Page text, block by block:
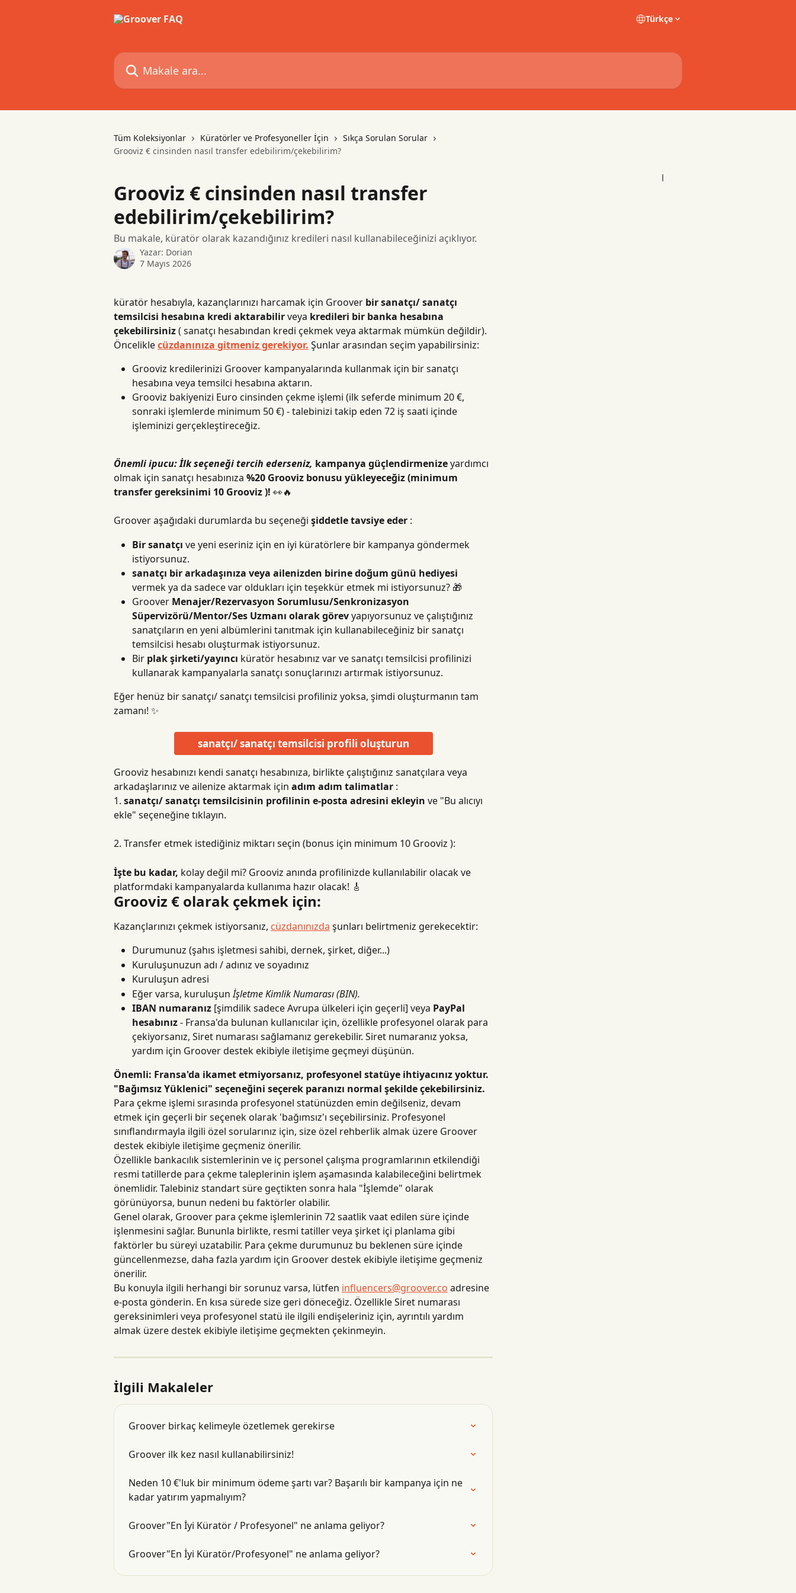
Türkçe
Makale ara...
Tüm Koleksiyonlar Küratörler ve Profesyoneller İçin
Sıkça Sorulan Sorular
Grooviz € cinsinden nasıl transfer edebilirim/çekebilirim?
Grooviz € cinsinden nasıl transfer
edebilirim/çekebilirim?
Bu makale, küratör olarak kazandığınız kredileri nasıl kullanabileceğinizi açıklıyor.
Yazar: Dorian
7 Mayıs 2026
küratör hesabıyla, kazançlarınızı harcamak için Groover bir sanatçı/ sanatçı
temsilcisi hesabına kredi aktarabilir veya kredileri bir banka hesabına
çekebilirsiniz ( sanatçı hesabından kredi çekmek veya aktarmak mümkün değildir).
Öncelikle cüzdanınıza gitmeniz gerekiyor. Şunlar arasından seçim yapabilirsiniz:
Grooviz kredilerinizi Groover kampanyalarında kullanmak için bir sanatçı
hesabına veya temsilci hesabına aktarın.
Grooviz bakiyenizi Euro cinsinden çekme işlemi (ilk seferde minimum 20 €,
sonraki işlemlerde minimum 50 €) - talebinizi takip eden 72 iş saati içinde
işleminizi gerçekleştireceğiz.
Önemli ipucu: İlk seçeneği tercih ederseniz, kampanya güçlendirmenize yardımcı
olmak için sanatçı hesabınıza %20 Grooviz bonusu yükleyeceğiz (minimum
transfer gereksinimi 10 Grooviz )! 👀🔥
Groover aşağıdaki durumlarda bu seçeneği şiddetle tavsiye eder :
Bir sanatçı ve yeni eseriniz için en iyi küratörlere bir kampanya göndermek
istiyorsunuz.
sanatçı bir arkadaşınıza veya ailenizden birine doğum günü hediyesi
vermek ya da sadece var oldukları için teşekkür etmek mi istiyorsunuz? 🎁
Groover Menajer/Rezervasyon Sorumlusu/Senkronizasyon
Süpervizörü/Mentor/Ses Uzmanı olarak görev yapıyorsunuz ve çalıştığınız
sanatçıların en yeni albümlerini tanıtmak için kullanabileceğiniz bir sanatçı
temsilcisi hesabı oluşturmak istiyorsunuz.
Bir plak şirketi/yayıncı küratör hesabınız var ve sanatçı temsilcisi profilinizi
kullanarak kampanyalarla sanatçı sonuçlarınızı artırmak istiyorsunuz.
Eğer henüz bir sanatçı/ sanatçı temsilcisi profiliniz yoksa, şimdi oluşturmanın tam
zamanı! ✨
sanatçı/ sanatçı temsilcisi profili oluşturun
Grooviz hesabınızı kendi sanatçı hesabınıza, birlikte çalıştığınız sanatçılara veya
arkadaşlarınız ve ailenize aktarmak için adım adım talimatlar :
1. sanatçı/ sanatçı temsilcisinin profilinin e-posta adresini ekleyin ve "Bu alıcıyı
ekle" seçeneğine tıklayın.
2. Transfer etmek istediğiniz miktarı seçin (bonus için minimum 10 Grooviz ):
İşte bu kadar, kolay değil mi? Grooviz anında profilinizde kullanılabilir olacak ve
platformdaki kampanyalarda kullanıma hazır olacak! 🎸
Grooviz € olarak çekmek için:
Kazançlarınızı çekmek istiyorsanız, cüzdanınızda şunları belirtmeniz gerekecektir:
Durumunuz (şahıs işletmesi sahibi, dernek, şirket, diğer...)
Kuruluşunuzun adı / adınız ve soyadınız
Kuruluşun adresi
Eğer varsa, kuruluşun İşletme Kimlik Numarası (BIN).
IBAN numaranız [şimdilik sadece Avrupa ülkeleri için geçerli] veya PayPal
hesabınız - Fransa'da bulunan kullanıcılar için, özellikle profesyonel olarak para
çekiyorsanız, Siret numarası sağlamanız gerekebilir. Siret numaranız yoksa,
yardım için Groover destek ekibiyle iletişime geçmeyi düşünün.
Önemli: Fransa'da ikamet etmiyorsanız, profesyonel statüye ihtiyacınız yoktur.
"Bağımsız Yüklenici" seçeneğini seçerek paranızı normal şekilde çekebilirsiniz.
Para çekme işlemi sırasında profesyonel statünüzden emin değilseniz, devam
etmek için geçerli bir seçenek olarak 'bağımsız'ı seçebilirsiniz. Profesyonel
sınıflandırmayla ilgili özel sorularınız için, size özel rehberlik almak üzere Groover
destek ekibiyle iletişime geçmeniz önerilir.
Özellikle bankacılık sistemlerinin ve iç personel çalışma programlarının etkilendiği
resmi tatillerde para çekme taleplerinin işlem aşamasında kalabileceğini belirtmek
önemlidir. Talebiniz standart süre geçtikten sonra hala "İşlemde" olarak
görünüyorsa, bunun nedeni bu faktörler olabilir.
Genel olarak, Groover para çekme işlemlerinin 72 saatlik vaat edilen süre içinde
işlenmesini sağlar. Bununla birlikte, resmi tatiller veya şirket içi planlama gibi
faktörler bu süreyi uzatabilir. Para çekme durumunuz bu beklenen süre içinde
güncellenmezse, daha fazla yardım için Groover destek ekibiyle iletişime geçmeniz
önerilir.
Bu konuyla ilgili herhangi bir sorunuz varsa, lütfen influencers@groover.co adresine
e-posta gönderin. En kısa sürede size geri döneceğiz. Özellikle Siret numarası
gereksinimleri veya profesyonel statü ile ilgili endişeleriniz için, ayrıntılı yardım
almak üzere destek ekibiyle iletişime geçmekten çekinmeyin.
İlgili Makaleler
Groover birkaç kelimeyle özetlemek gerekirse
Groover ilk kez nasıl kullanabilirsiniz!
Neden 10 €'luk bir minimum ödeme şartı var? Başarılı bir kampanya için ne
kadar yatırım yapmalıyım?
Groover"En İyi Küratör / Profesyonel" ne anlama geliyor?
Groover"En İyi Küratör/Profesyonel" ne anlama geliyor?